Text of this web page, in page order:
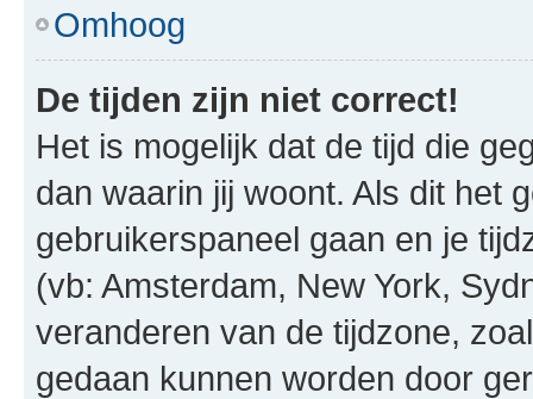
Omhoog
De tijden zijn niet correct!
Het is mogelijk dat de tijd die
dan waarin jij woont. Als dit het
gebruikerspaneel gaan en je
(vb: Amsterdam, New York,
veranderen van de tijdzone,
gedaan kunnen worden door